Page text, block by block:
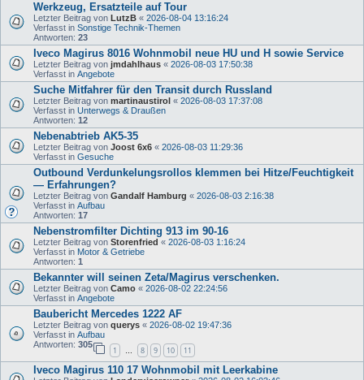
Werkzeug, Ersatzteile auf Tour
Letzter Beitrag von LutzB « 2026-08-04 13:16:24
Verfasst in Sonstige Technik-Themen
Antworten: 23
Iveco Magirus 8016 Wohnmobil neue HU und H sowie Service
Letzter Beitrag von jmdahlhaus « 2026-08-03 17:50:38
Verfasst in Angebote
Suche Mitfahrer für den Transit durch Russland
Letzter Beitrag von martinaustirol « 2026-08-03 17:37:08
Verfasst in Unterwegs & Draußen
Antworten: 12
Nebenabtrieb AK5-35
Letzter Beitrag von Joost 6x6 « 2026-08-03 11:29:36
Verfasst in Gesuche
Outbound Verdunkelungsrollos klemmen bei Hitze/Feuchtigkeit
— Erfahrungen?
Letzter Beitrag von Gandalf Hamburg « 2026-08-03 2:16:38
Verfasst in Aufbau
Antworten: 17
Nebenstromfilter Dichting 913 im 90-16
Letzter Beitrag von Storenfried « 2026-08-03 1:16:24
Verfasst in Motor & Getriebe
Antworten: 1
Bekannter will seinen Zeta/Magirus verschenken.
Letzter Beitrag von Camo « 2026-08-02 22:24:56
Verfasst in Angebote
Baubericht Mercedes 1222 AF
Letzter Beitrag von querys « 2026-08-02 19:47:36
Verfasst in Aufbau
Antworten: 305
1 … 8 9 10 11
Iveco Magirus 110 17 Wohnmobil mit Leerkabine